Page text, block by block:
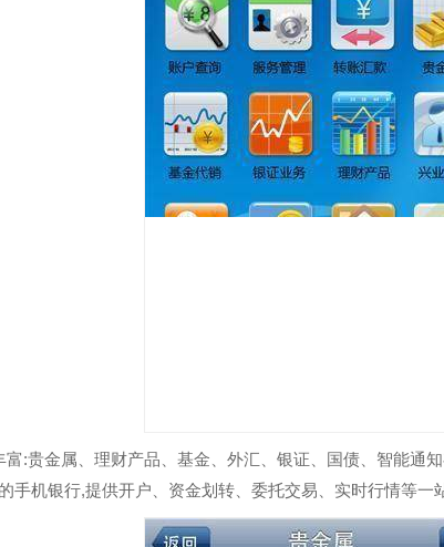
富:贵金属、理财产品、基金、外汇、银证、国债、智能通
手机银行,提供开户、资金划转、委托交易、实时行情等一